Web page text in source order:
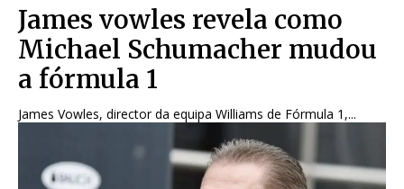
James vowles revela como
Michael Schumacher mudou
a fórmula 1
James Vowles, director da equipa Williams de Fórmula 1,...